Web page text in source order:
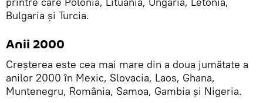
Bulgaria și Turcia.
Anii 2000
Creșterea este cea mai mare din a doua jumătate a
anilor 2000 în Mexic, Slovacia, Laos, Ghana,
Muntenegru, România, Samoa, Gambia și Nigeria.